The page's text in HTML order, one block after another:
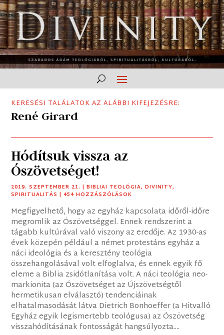
KERESÉSI TALÁLATOK AZ ALÁBBI KIFEJEZÉSRE:
René Girard
Hódítsuk vissza az
Ószövetséget!
2019. SZEPTEMBER 21. |BIBLIAI TEOLÓGIA,DIVINITY,
SPIRITUALITÁS | 454 HOZZÁSZÓLÁSOK
Megfigyelhető, hogy az egyház kapcsolata időről-időre
megromlik az Ószövetséggel. Ennek rendszerint a
tágabb kultúrával való viszony az eredője. Az 1930-as
évek közepén például a német protestáns egyház a
náci ideológia és a keresztény teológia
összehangolásával volt elfoglalva, és ennek egyik fő
eleme a Biblia zsidótlanítása volt. A náci teológia neo-
markionita (az Ószövetséget az Újszövetségtől
hermetikusan elválasztó) tendenciáinak
elhatalmasodását látva Dietrich Bonhoeffer (a Hitvalló
Egyház egyik legismertebb teológusa) az Ószövetség
visszahódításának fontosságát hangsúlyozta....